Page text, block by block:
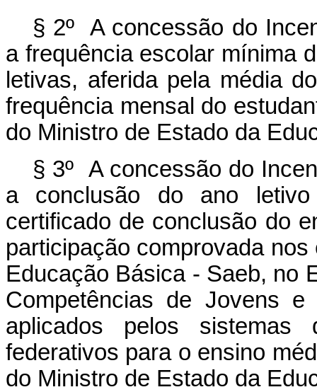
§ 2º A concessão do
a frequência escolar mínima
letivas, aferida pela média
frequência mensal do
do Ministro de Estado da
§ 3º A concessão do
a conclusão do ano
certificado de conclusão do
participação comprovada nos
Educação Básica - Saeb, no
Competências de Jovens
aplicados pelos
federativos para o ensino
do Ministro de Estado da